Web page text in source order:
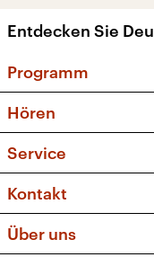
Entdecken Sie
Programm
Sendungen
Musikliste
Kakadu –
Hören
Frequenzen
Service
FAQ
Apps
Newsletter
Kontakt
Social Media
Über uns